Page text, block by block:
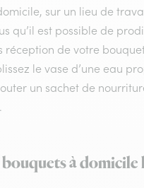
sur un lieu de
qu’il est possible de
de votre
le vase d’une eau
un sachet de
à